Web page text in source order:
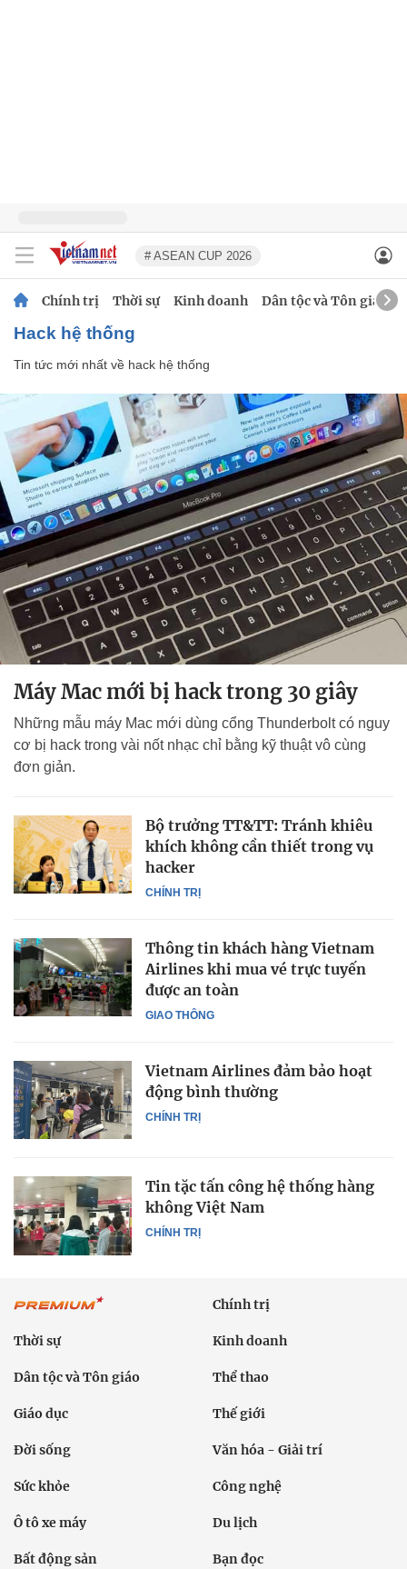
# ASEAN CUP 2026
Chính trị Thời sự Kinh doanh Dân tộc và Tôn giáo
hack hệ thống
Tin tức mới nhất về hack hệ thống
Máy Mac mới bị hack trong 30 giây
Những mẫu máy Mac mới dùng cổng Thunderbolt có nguy
cơ bị hack trong vài nốt nhạc chỉ bằng kỹ thuật vô cùng
đơn giản.
CHÍNH TRỊ
Bộ trưởng TT&TT: Tránh khiêu
khích không cần thiết trong vụ
hacker
GIAO THÔNG
Thông tin khách hàng Vietnam
Airlines khi mua vé trực tuyến
được an toàn
CHÍNH TRỊ
Vietnam Airlines đảm bảo hoạt
động bình thường
CHÍNH TRỊ
Tin tặc tấn công hệ thống hàng
không Việt Nam
Chính trị
Thời sự Kinh doanh
Dân tộc và Tôn giáo Thể thao
Giáo dục Thế giới
Đời sống Văn hóa - Giải trí
Sức khỏe Công nghệ
Ô tô xe máy Du lịch
Bất động sản Bạn đọc